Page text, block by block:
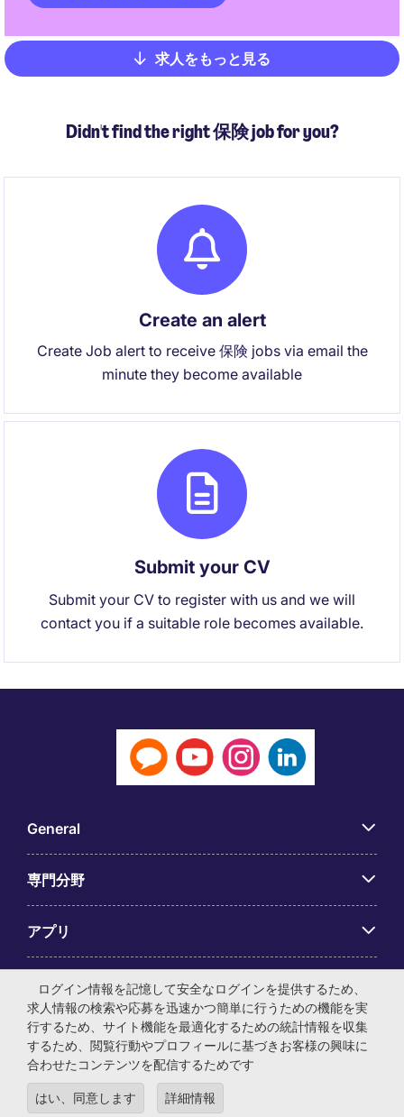
Pagination
求人をもっと見る
Didn't find the right 保険 job for you?
Create an alert
Create Job alert to receive 保険 jobs via email the
minute they become available
Submit your CV
Submit your CV to register with us and we will
contact you if a suitable role becomes available.
General
専門分野
アプリ
Employer Centre
© マイケル・ペイジ・インターナショナル・ジャパン株式会
社 法人番号：0104-01-043253 本社所在地：〒105-0001 東
ログイン情報を記憶して安全なログインを提供するため、
求人情報の検索や応募を迅速かつ簡単に行うための機能を実
行するため、サイト機能を最適化するための統計情報を収集
するため、閲覧行動やプロフィールに基づきお客様の興味に
合わせたコンテンツを配信するためです
はい、同意します 詳細情報